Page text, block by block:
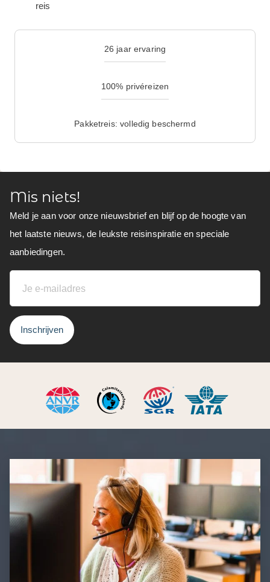
reis
26 jaar ervaring
100% privéreizen
Pakketreis: volledig beschermd
Mis niets!
Meld je aan voor onze nieuwsbrief en blijf op de hoogte van
het laatste nieuws, de leukste reisinspiratie en speciale
aanbiedingen.
Inschrijven